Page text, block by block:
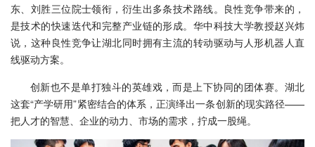
东、刘胜三位院士领衔，衍生出多条技术路线。良性竞争带来的，
是技术的快速迭代和完整产业链的形成。华中科技大学教授赵兴炜
说，这种良性竞争让湖北同时拥有主流的转动驱动与人形机器人直
线驱动方案。
创新也不是单打独斗的英雄戏，而是上下协同的团体赛。湖北
这套“产学研用”紧密结合的体系，正演绎出一条创新的现实路径——
把人才的智慧、企业的动力、市场的需求，拧成一股绳。